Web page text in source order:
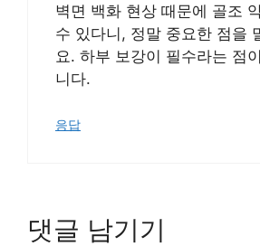
벽면 백화 현상 때문에 골조
수 있다니, 정말 중요한 점을
요. 하부 보강이 필수라는 점
니다.
응답
댓글 남기기